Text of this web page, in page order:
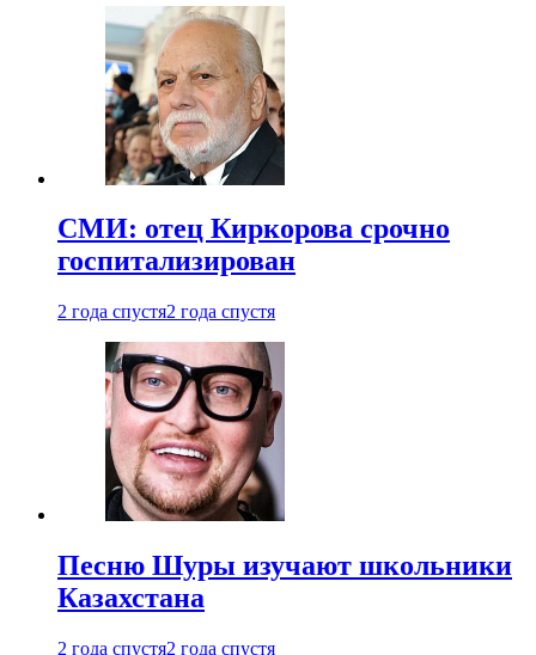
СМИ: отец Киркорова срочно
госпитализирован
2 года спустя2 года спустя
Песню Шуры изучают школьники
Казахстана
2 года спустя2 года спустя